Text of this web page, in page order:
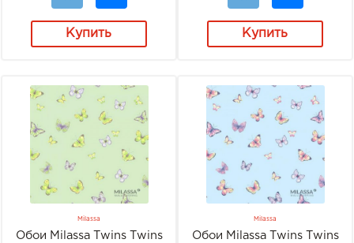
Купить Купить
Milassa
Обои Milassa Twins Twins
Milassa
Обои Milassa Twins Twins